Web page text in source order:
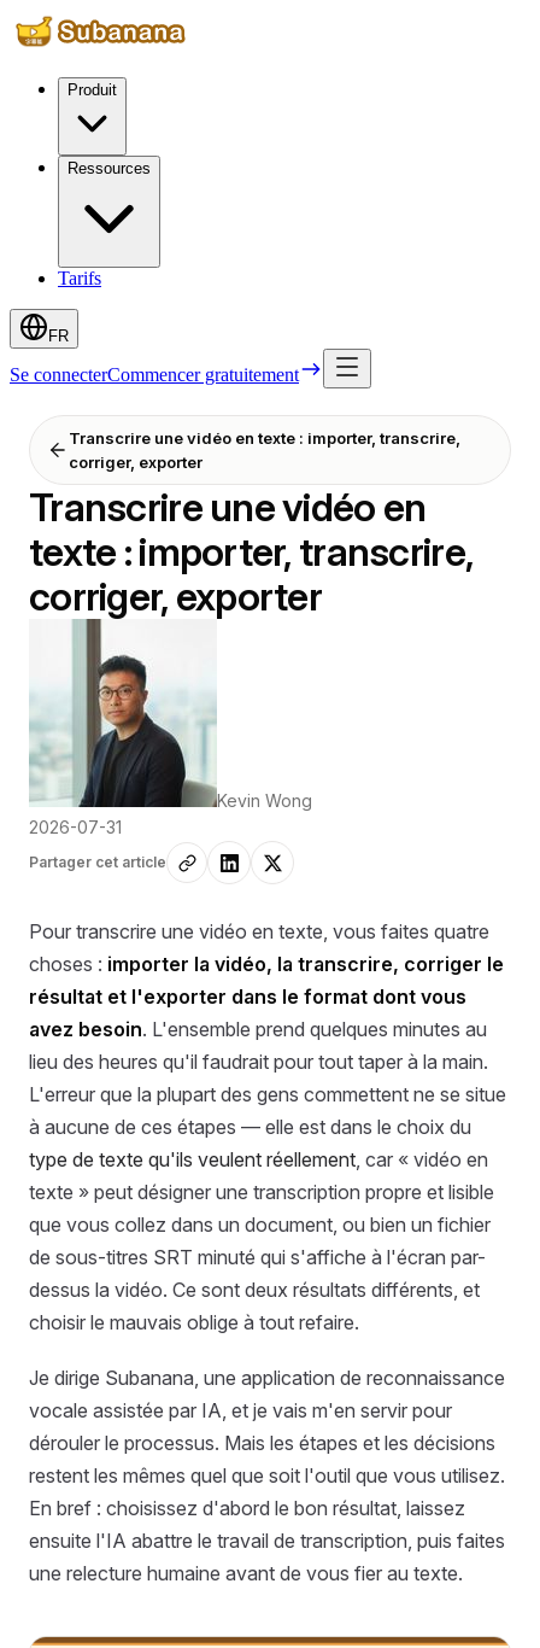
Produit
Ressources
Tarifs
FR
Se connecterCommencer gratuitement
Transcrire une vidéo en texte : importer, transcrire,
corriger, exporter
Transcrire une vidéo en
texte : importer, transcrire,
corriger, exporter
Kevin Wong
2026-07-31
Partager cet article
Pour transcrire une vidéo en texte, vous faites quatre
choses : importer la vidéo, la transcrire, corriger le
résultat et l'exporter dans le format dont vous
avez besoin. L'ensemble prend quelques minutes au
lieu des heures qu'il faudrait pour tout taper à la main.
L'erreur que la plupart des gens commettent ne se situe
à aucune de ces étapes — elle est dans le choix du
type de texte qu'ils veulent réellement, car « vidéo en
texte » peut désigner une transcription propre et lisible
que vous collez dans un document, ou bien un fichier
de sous-titres SRT minuté qui s'affiche à l'écran par-
dessus la vidéo. Ce sont deux résultats différents, et
choisir le mauvais oblige à tout refaire.
Je dirige Subanana, une application de reconnaissance
vocale assistée par IA, et je vais m'en servir pour
dérouler le processus. Mais les étapes et les décisions
restent les mêmes quel que soit l'outil que vous utilisez.
En bref : choisissez d'abord le bon résultat, laissez
ensuite l'IA abattre le travail de transcription, puis faites
une relecture humaine avant de vous fier au texte.